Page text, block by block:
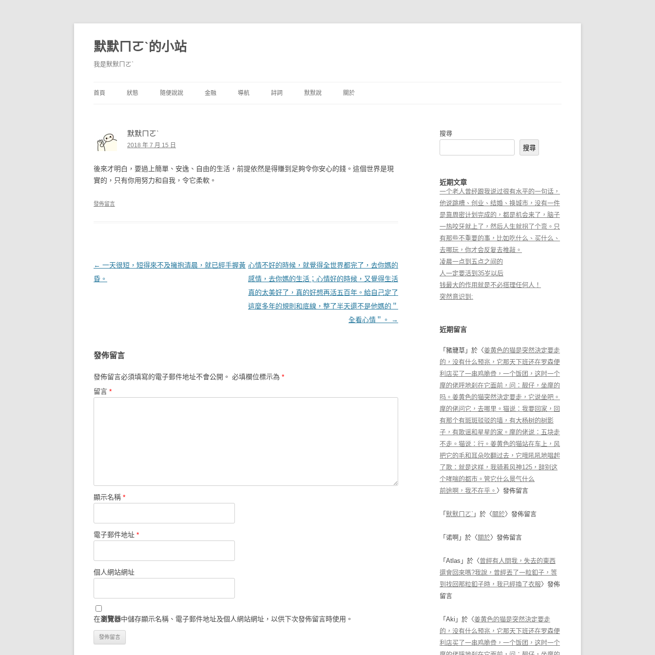
默默ㄇㄛˋ的小站
我是默默ㄇㄛˋ
首頁 狀態
獨白
隨便說說 金融
境外銀行
導航 詩詞 默默說 關於
默默ㄇㄛˋ
2018 年 7 月 15 日
後來才明白，要過上簡單、安逸、自由的生活，前提依然是得賺到足夠令你安心的錢。這個世界是現
實的，只有你用努力和自我，令它柔軟。
發佈留言
文章導覽
← 一天很短，短得來不及擁抱清晨，就已經手握黃
昏。
心情不好的時候，就覺得全世界都完了，去你媽的
感情，去你媽的生活；心情好的時候，又覺得生活
真的太美好了，真的好想再活五百年。給自己定了
這麼多年的規則和底線，整了半天還不是他媽的＂
全看心情＂。
→
發佈留言
發佈留言必須填寫的電子郵件地址不會公開。 必填欄位標示為 *
留言 *
顯示名稱 *
電子郵件地址 *
個人網站網址
在瀏覽器中儲存顯示名稱、電子郵件地址及個人網站網址，以供下次發佈留言時使用。
搜尋
搜尋
近期文章
一个老人曾经跟我说过很有水平的一句话，
他说跳槽、创业、结婚、换城市，没有一件
是靠周密计划完成的，都是机会来了，脑子
一热咬牙就上了，然后人生就拐了个弯。只
有那些不重要的事，比如吃什么、买什么、
去哪玩，你才会反复去推敲。
凌晨一点到五点之间的
人一定要活到35岁以后
钱最大的作用就是不必搭理任何人！
突然意识到:
近期留言
「 豬籠草 」於〈姜黄色的猫是突然決定要走
的，没有什么预兆，它那天下班还在罗森便
利店买了一串鸡脆骨，一个饭团，这时一个
摩的佬呼地刹在它面前，问：靓仔，坐摩的
吗。姜黄色的猫突然決定要走，它说坐吧。
摩的佬问它，去哪里。猫说：我要回家，回
有那个有斑斑驳驳的墙，有大杨树的树影
子，有歌谣和星星的家。摩的佬说：五块走
不走。猫说：行。姜黄色的猫站在车上，风
把它的毛和耳朵吹翻过去，它哦吼吼地唱起
了歌：就是这样，我骑着风神125，辞别这
个哮喘的都市。管它什么景气什么
前途啊，我不在乎。 〉發佈留言
「 默默ㄇㄛˋ 」於〈 關於〉發佈留言
「 诺啊 」於〈 關於〉發佈留言
「 Atlas 」於〈曾經有人問我，失去的東西
還會回來嗎?我說，曾經丟了一粒釦子，等
到找回那粒釦子時，我已經換了衣服〉發佈
留言
「 Aki 」於〈姜黄色的猫是突然決定要走
的，没有什么预兆，它那天下班还在罗森便
利店买了一串鸡脆骨，一个饭团，这时一个